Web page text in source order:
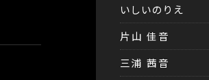
いしいのりえ
片山 佳音
三浦 茜音